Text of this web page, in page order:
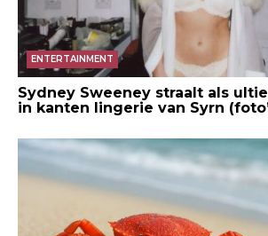
ENTERTAINMENT
Sydney Sweeney straalt als
in kanten lingerie van Syrn